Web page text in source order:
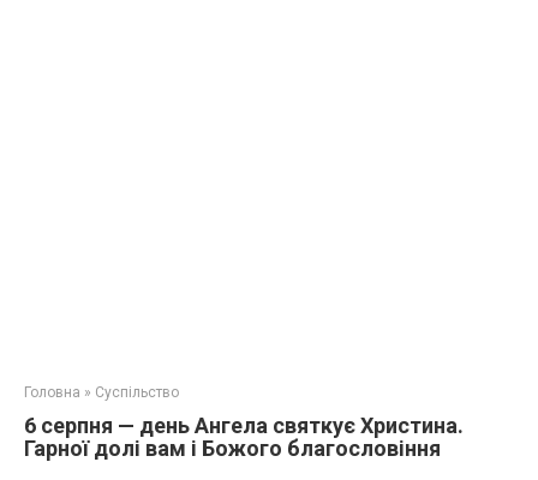
Головна » Суспільство
6 серпня — день Ангела святкує Христина.
Гарної долі вам і Божого благословіння